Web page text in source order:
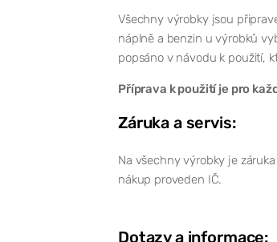
Všechny výrobky jsou
náplně a benzin u výrobků
popsáno v návodu k použití,
Příprava k použití je pro
Záruka a servis:
Na všechny výrobky je
nákup proveden IČ.
Dotazy a informace: